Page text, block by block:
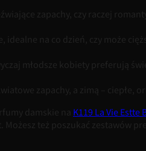
zapachy, czy raczej
idealne na co dzień, czy może
młodsze kobiety preferują
zapachy, a zimą – ciepłe,
damskie na K119 La Vie
też poszukać zestawów